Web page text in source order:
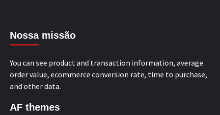
Nossa missão
You can see product and transaction information, average
order value, ecommerce conversion rate, time to purchase,
and other data.
AF themes